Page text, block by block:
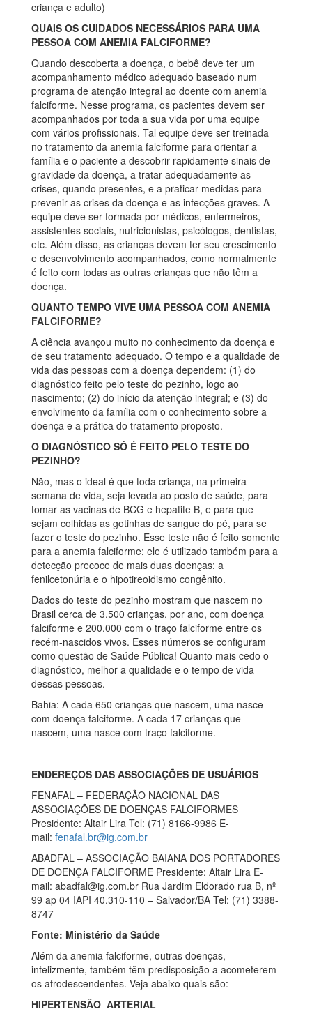
criança e adulto)
QUAIS OS CUIDADOS NECESSÁRIOS PARA UMA
PESSOA COM ANEMIA FALCIFORME?
Quando descoberta a doença, o bebê deve ter um
acompanhamento médico adequado baseado num
programa de atenção integral ao doente com anemia
falciforme. Nesse programa, os pacientes devem ser
acompanhados por toda a sua vida por uma equipe
com vários profissionais. Tal equipe deve ser treinada
no tratamento da anemia falciforme para orientar a
família e o paciente a descobrir rapidamente sinais de
gravidade da doença, a tratar adequadamente as
crises, quando presentes, e a praticar medidas para
prevenir as crises da doença e as infecções graves. A
equipe deve ser formada por médicos, enfermeiros,
assistentes sociais, nutricionistas, psicólogos, dentistas,
etc. Além disso, as crianças devem ter seu crescimento
e desenvolvimento acompanhados, como normalmente
é feito com todas as outras crianças que não têm a
doença.
QUANTO TEMPO VIVE UMA PESSOA COM ANEMIA
FALCIFORME?
A ciência avançou muito no conhecimento da doença e
de seu tratamento adequado. O tempo e a qualidade de
vida das pessoas com a doença dependem: (1) do
diagnóstico feito pelo teste do pezinho, logo ao
nascimento; (2) do início da atenção integral; e (3) do
envolvimento da família com o conhecimento sobre a
doença e a prática do tratamento proposto.
O DIAGNÓSTICO SÓ É FEITO PELO TESTE DO
PEZINHO?
Não, mas o ideal é que toda criança, na primeira
semana de vida, seja levada ao posto de saúde, para
tomar as vacinas de BCG e hepatite B, e para que
sejam colhidas as gotinhas de sangue do pé, para se
fazer o teste do pezinho. Esse teste não é feito somente
para a anemia falciforme; ele é utilizado também para a
detecção precoce de mais duas doenças: a
fenilcetonúria e o hipotireoidismo congênito.
Dados do teste do pezinho mostram que nascem no
Brasil cerca de 3.500 crianças, por ano, com doença
falciforme e 200.000 com o traço falciforme entre os
recém-nascidos vivos. Esses números se configuram
como questão de Saúde Pública! Quanto mais cedo o
diagnóstico, melhor a qualidade e o tempo de vida
dessas pessoas.
Bahia: A cada 650 crianças que nascem, uma nasce
com doença falciforme. A cada 17 crianças que
nascem, uma nasce com traço falciforme.
ENDEREÇOS DAS ASSOCIAÇÕES DE USUÁRIOS
FENAFAL – FEDERAÇÃO NACIONAL DAS
ASSOCIAÇÕES DE DOENÇAS FALCIFORMES
Presidente: Altair Lira Tel: (71) 8166-9986 E-
mail: fenafal.br@ig.com.br
ABADFAL – ASSOCIAÇÃO BAIANA DOS PORTADORES
DE DOENÇA FALCIFORME Presidente: Altair Lira E-
mail: abadfal@ig.com.br Rua Jardim Eldorado rua B, nº
99 ap 04 IAPI 40.310-110 – Salvador/BA Tel: (71) 3388-
8747
Fonte: Ministério da Saúde
Além da anemia falciforme, outras doenças,
infelizmente, também têm predisposição a acometerem
os afrodescendentes. Veja abaixo quais são:
HIPERTENSÃO ARTERIAL